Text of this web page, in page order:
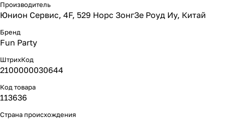
Производитель
Юнион Сервис, 4F, 529 Норс ЗонгЗе Роуд Иу, Китай
Бренд
Fun Party
ШтрихКод
2100000030644
Код товара
113636
Страна происхождения